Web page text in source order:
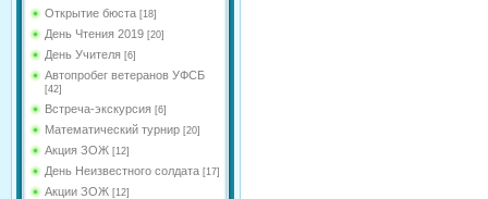
Открытие бюста [18]
День Чтения 2019 [20]
День Учителя [6]
Автопробег ветеранов УФСБ
[42]
Встреча-экскурсия [6]
Математический турнир [20]
Акция ЗОЖ [12]
День Неизвестного солдата [17]
Акции ЗОЖ [12]